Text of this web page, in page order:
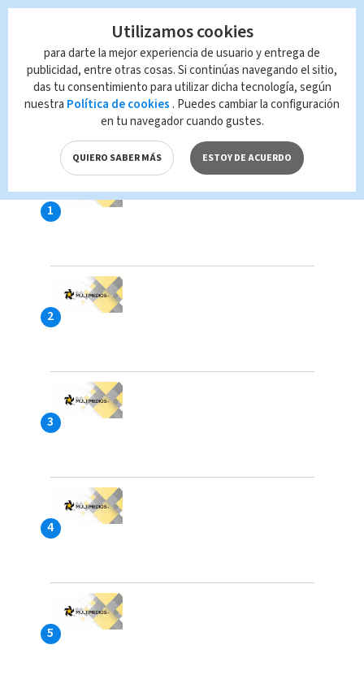
LAS MÁS VISTAS
Utilizamos cookies
para darte la mejor experiencia de usuario y entrega de
publicidad, entre otras cosas. Si continúas navegando el sitio,
das tu consentimiento para utilizar dicha tecnología, según
nuestra Política de cookies . Puedes cambiar la configuración
en tu navegador cuando gustes.
QUIERO SABER MÁS ESTOY DE ACUERDO